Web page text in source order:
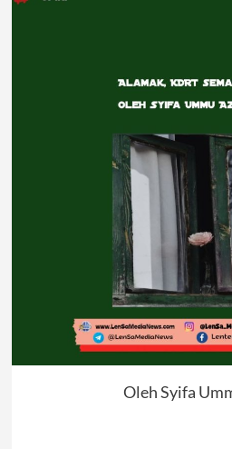
Oleh Syifa